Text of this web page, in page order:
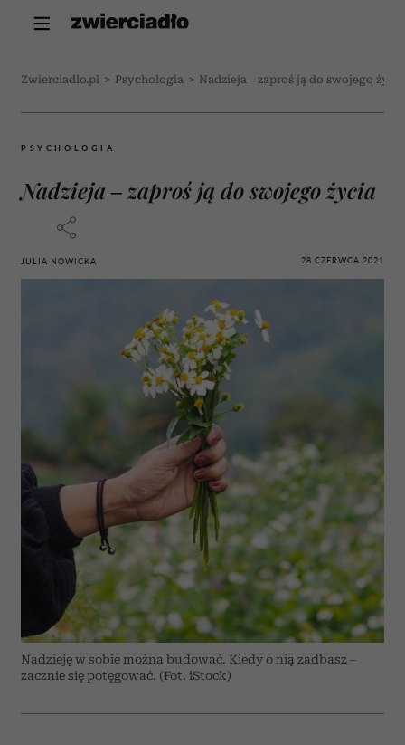
Zwierciadlo.pl > Psychologia > Nadzieja – zaproś ją do swojego życia
PSYCHOLOGIA
Nadzieja – zaproś ją do swojego życia
JULIA NOWICKA 28 CZERWCA 2021
Nadzieję w sobie można budować. Kiedy o nią zadbasz –
zacznie się potęgować. (Fot. iStock)